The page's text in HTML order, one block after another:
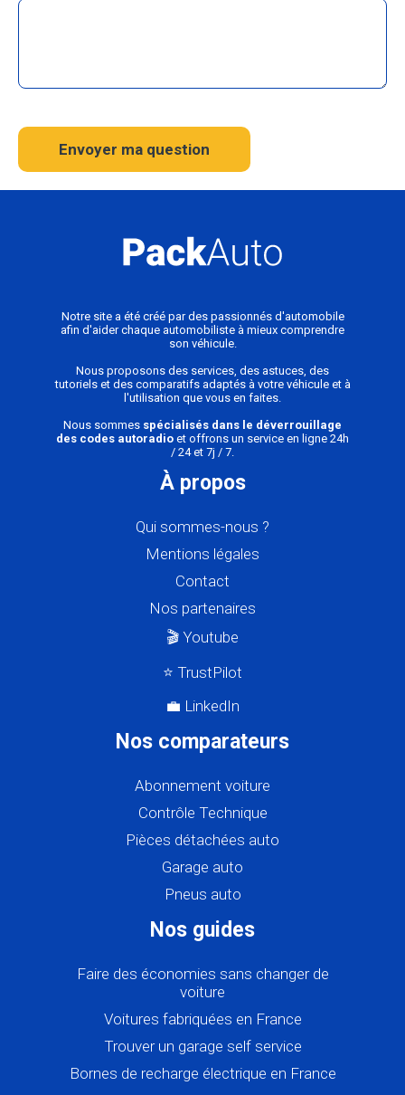
Envoyer ma question
Notre site a été créé par des passionnés d'automobile
afin d'aider chaque automobiliste à mieux comprendre
son véhicule.
Nous proposons des services, des astuces, des
tutoriels et des comparatifs adaptés à votre véhicule et à
l'utilisation que vous en faites.
Nous sommes spécialisés dans le déverrouillage
des codes autoradio et offrons un service en ligne 24h
/ 24 et 7j / 7.
À propos
Qui sommes-nous ?
Mentions légales
Contact
Nos partenaires
🎬 Youtube
⭐ TrustPilot
💼 LinkedIn
Nos comparateurs
Abonnement voiture
Contrôle Technique
Pièces détachées auto
Garage auto
Pneus auto
Nos guides
Faire des économies sans changer de
voiture
Voitures fabriquées en France
Trouver un garage self service
Bornes de recharge électrique en France